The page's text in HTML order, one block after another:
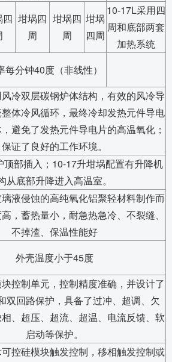
四 坩埚四
周
坩埚四
周
坩埚
四周
10-17L采用四
周和底部两套
加热系统
分钟40度（非线性）
冷双层碳钢炉体结构，有效的风冷导
体冷风循环，最终冷却发热元件导电
避免了发热元件导电片的高温氧化；
保证了良好的工作环境。
顶部插入；10-17升坩埚配置有升降机
从底部升降进入高温室。
液侵蚀的高纯氧化铝聚轻材料制作而
，蓄热量小，耐急热急冷、不裂缝、
不掉渣、保温性能好
外壳温度小于45度
控制单元，控制精度准确，并设计了
双回路保护，具备了过冲、超调、欠
、超压、超流、超温、电流反馈、软
启动等保护。
控硅模块触发控制，移相触发控制或